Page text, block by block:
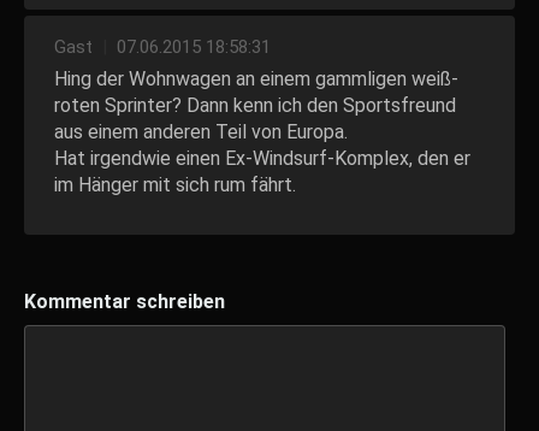
Gast 07.06.2015 18:58:31
Hing der Wohnwagen an einem gammligen weiß-
roten Sprinter? Dann kenn ich den Sportsfreund
aus einem anderen Teil von Europa.
Hat irgendwie einen Ex-Windsurf-Komplex, den er
im Hänger mit sich rum fährt.
Kommentar schreiben